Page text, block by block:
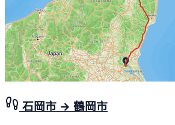
石岡市 → 鶴岡市